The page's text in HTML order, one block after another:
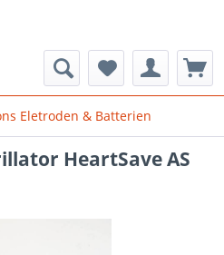
Eletroden & Batterien
HeartSave AS